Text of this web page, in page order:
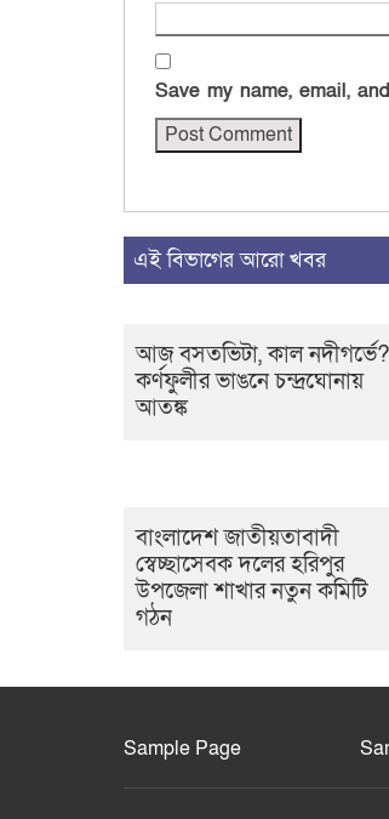
Save my name, email,
এই বিভাগের আরো খবর
আজ বসতভিটা, কাল নদীগর্ভে?
কর্ণফুলীর ভাঙনে চন্দ্রঘোনায়
আতঙ্ক
বাংলাদেশ জাতীয়তাবাদী
স্বেচ্ছাসেবক দলের হরিপুর
উপজেলা শাখার নতুন কমিটি
গঠন
Sample Page